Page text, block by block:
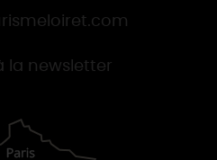
la newsletter